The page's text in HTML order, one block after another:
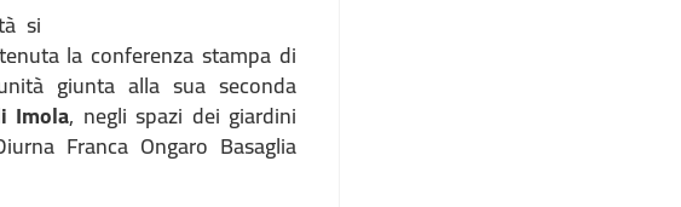
si
la conferenza stampa di
giunta alla sua seconda
Imola, negli spazi dei giardini
Franca Ongaro Basaglia